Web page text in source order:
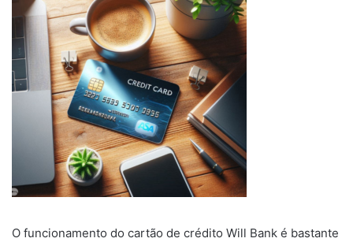
O funcionamento do cartão de crédito Will Bank é bastante